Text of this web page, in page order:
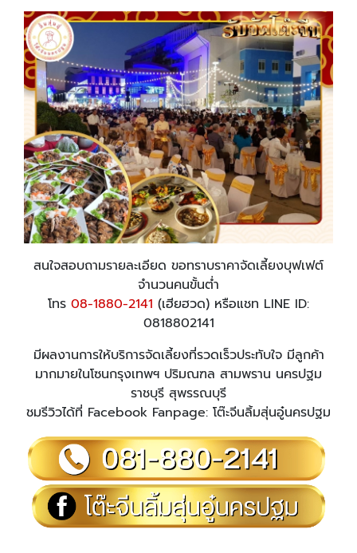
สนใจสอบถามรายละเอียด ขอทราบราคาจัดเลี้ยงบุฟเฟต์
จำนวนคนขั้นต่ำ
โทร 08-1880-2141 (เฮียฮวด) หรือแชท LINE ID:
0818802141
มีผลงานการให้บริการจัดเลี้ยงที่รวดเร็วประทับใจ มีลูกค้า
มากมายในโซนกรุงเทพฯ ปริมณฑล สามพราน นครปฐม
ราชบุรี สุพรรณบุรี
ชมรีวิวได้ที่ Facebook Fanpage: โต๊ะจีนลิ้มสุ่นอู๋นครปฐม